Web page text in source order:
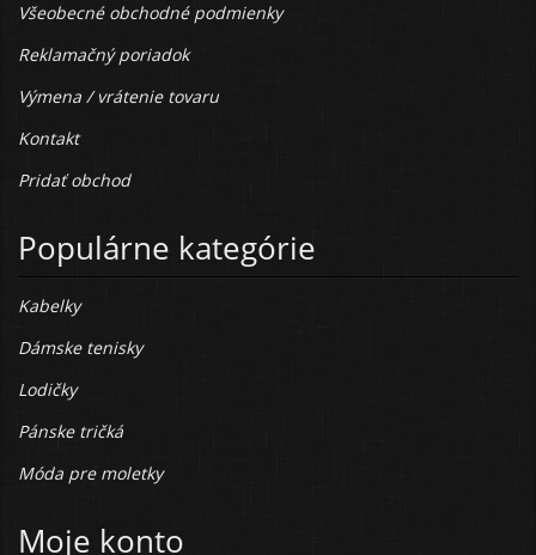
Všeobecné obchodné podmienky
Reklamačný poriadok
Výmena / vrátenie tovaru
Kontakt
Pridať obchod
Populárne kategórie
Kabelky
Dámske tenisky
Lodičky
Pánske tričká
Móda pre moletky
Moje konto